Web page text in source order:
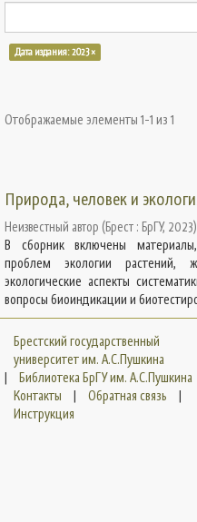
Дата издания: 2023 ×
Отображаемые элементы 1-1 из 1
Природа, человек и
Неизвестный автор (Брест : БрГУ, 2023)
В сборник включены
проблем экологии растений,
экологические аспекты
вопросы биоиндикации и
Брестский государственный
университет им. А.С.Пушкина
|
Библиотека БрГУ им. А.С.Пушкина
Контакты
| Обратная связь
|
Инструкция